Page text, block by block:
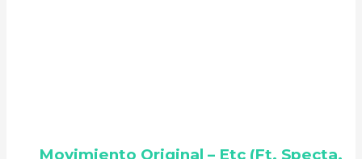
Movimiento Original – Etc (Ft. Specta,